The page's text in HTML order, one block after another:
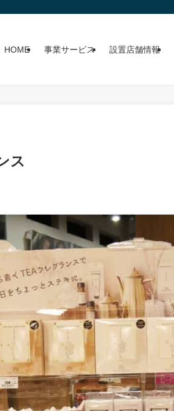
HOME 事業サービス 設置店舗情報
ス